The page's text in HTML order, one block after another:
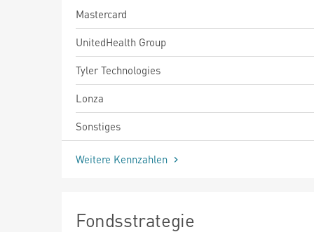
Mastercard
UnitedHealth Group
Tyler Technologies
Lonza
Sonstiges
Weitere Kennzahlen
Fondsstrategie